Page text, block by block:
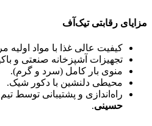
مزایای رقابتی تیک‌آف
کیفیت عالی غذا با مواد اولیه
تجهیزات آشپزخانه صنعتی و
منوی بار کامل (سرد و گرم).
محیطی دلنشین با دکور شیک.
راه‌اندازی و پشتیبانی توسط
حسینی.